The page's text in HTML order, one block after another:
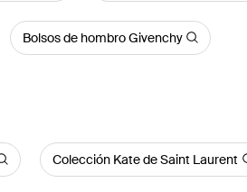
Bolsos de hombro Givenchy
Colección Kate de Saint Laurent